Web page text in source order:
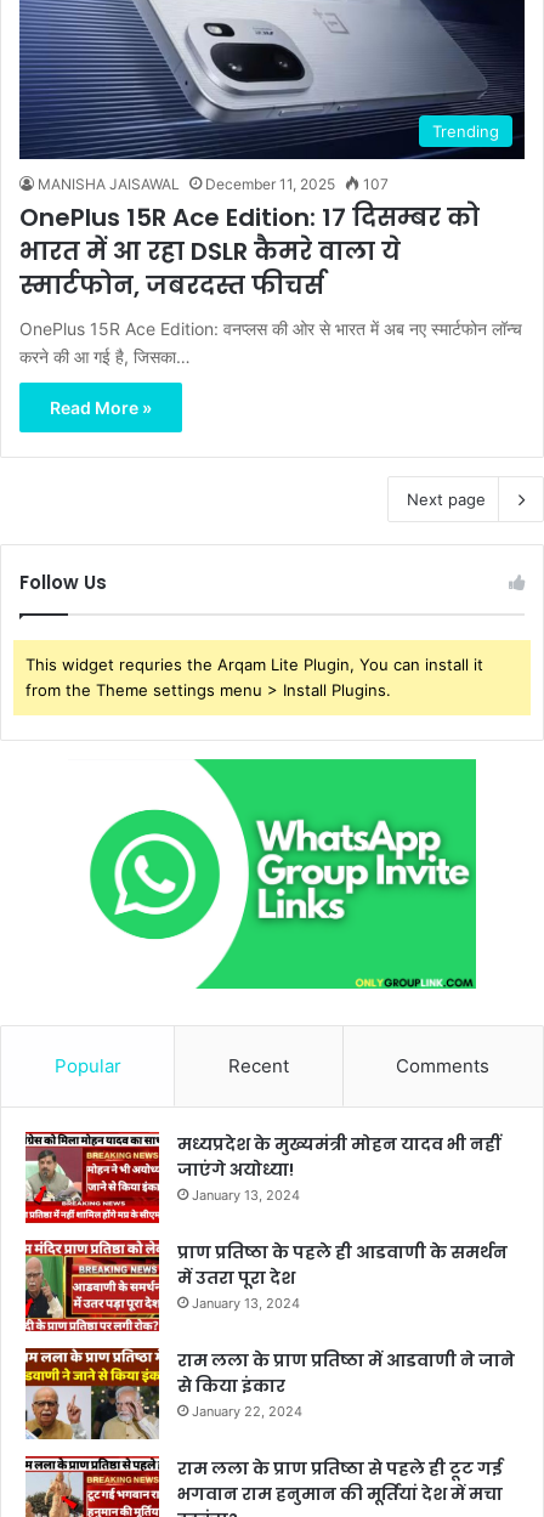
Trending
MANISHA JAISAWAL December 11, 2025 107
OnePlus 15R Ace Edition: 17 दिसम्बर को
भारत में आ रहा DSLR कैमरे वाला ये
स्मार्टफोन, जबरदस्त फीचर्स
OnePlus 15R Ace Edition: वनप्लस की ओर से भारत में अब नए स्मार्टफोन लॉन्च
करने की आ गई है, जिसका…
Read More »
Next page
Follow Us
This widget requries the Arqam Lite Plugin, You can install it
from the Theme settings menu > Install Plugins.
Popular Recent Comments
मध्यप्रदेश के मुख्यमंत्री मोहन यादव भी नहीं
जाएंगे अयोध्या!
January 13, 2024
प्राण प्रतिष्ठा के पहले ही आडवाणी के समर्थन
में उतरा पूरा देश
January 13, 2024
राम लला के प्राण प्रतिष्ठा में आडवाणी ने जाने
से किया इंकार
January 22, 2024
राम लला के प्राण प्रतिष्ठा से पहले ही टूट गई
भगवान राम हनुमान की मूर्तियां देश में मचा